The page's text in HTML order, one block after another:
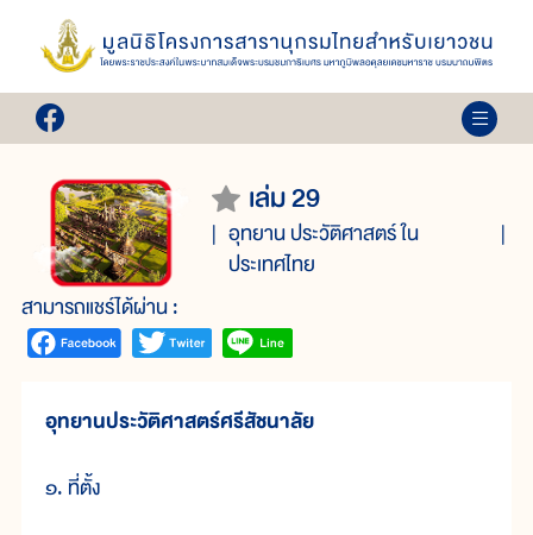
เล่ม 29
อุทยาน ประวัติศาสตร์ ใน
ประเทศไทย
สามารถแชร์ได้ผ่าน :
อุทยานประวัติศาสตร์ศรีสัชนาลัย
๑. ที่ตั้ง